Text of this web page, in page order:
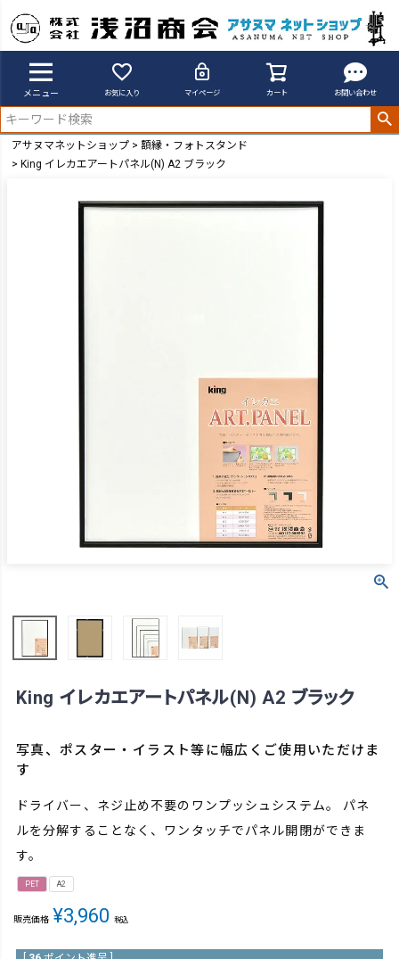
メニュー お気に入り マイページ カート お問い合わせ
アサヌマネットショップ
額縁・フォトスタンド
King イレカエアートパネル(N) A2 ブラック
King イレカエアートパネル(N) A2 ブラック
写真、ポスター・イラスト等に幅広くご使用いただけま
す
ドライバー、ネジ止め不要のワンプッシュシステム。 パネ
ルを分解することなく、ワンタッチでパネル開閉ができま
す。
PET A2
販売価格 ¥3,960 税込